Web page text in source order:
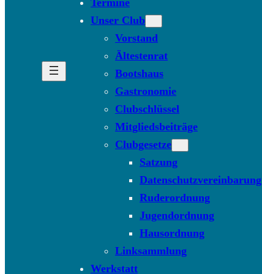
Unser Club
Vorstand
Ältestenrat
Bootshaus
Gastronomie
Clubschlüssel
Mitgliedsbeiträge
Clubgesetze
Satzung
Datenschutzvereinbarung
Ruderordnung
Jugendordnung
Hausordnung
Linksammlung
Werkstatt